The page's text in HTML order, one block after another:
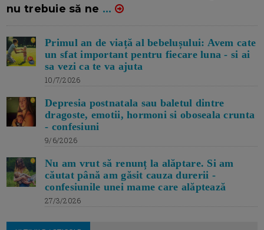
nu trebuie să ne ...
Primul an de viață al bebelușului: Avem cate
un sfat important pentru fiecare luna - si ai
sa vezi ca te va ajuta
10/7/2026
Depresia postnatala sau baletul dintre
dragoste, emotii, hormoni si oboseala crunta
- confesiuni
9/6/2026
Nu am vrut să renunț la alăptare. Si am
căutat până am găsit cauza durerii -
confesiunile unei mame care alăptează
27/3/2026